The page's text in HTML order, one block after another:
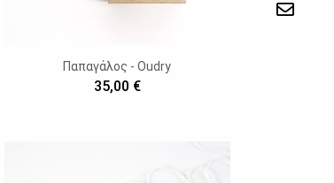
Παπαγάλος - Oudry
35,00 €